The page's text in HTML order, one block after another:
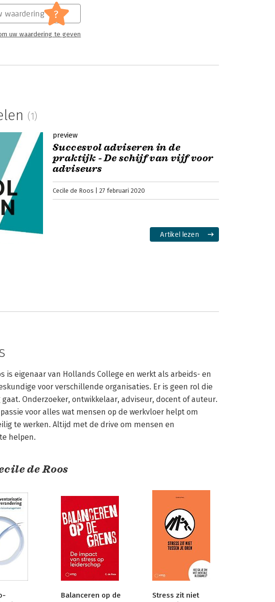
waardering ?
uw waardering te geven
(1)
preview
Succesvol adviseren in de
praktijk - De schijf van vijf voor
adviseurs
Cecile de Roos 27 februari 2020
Artikel lezen
is eigenaar van Hollands College en werkt als arbeids- en
voor verschillende organisaties. Er is geen rol die
gaat. Onderzoeker, ontwikkelaar, adviseur, docent of auteur.
voor alles wat mensen op de werkvloer helpt om
te werken. Altijd met de drive om mensen en
helpen.
de Roos
Balanceren op de
Stress zit niet